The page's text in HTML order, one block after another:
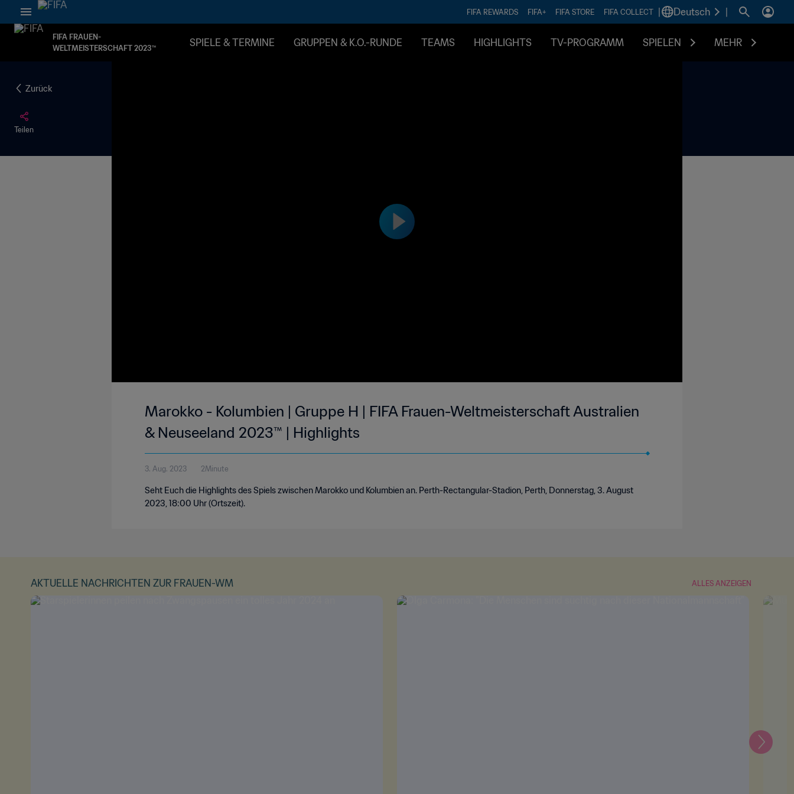
FIFA REWARDS FIFA+ FIFA STORE FIFA COLLECT Deutsch
FIFA FRAUEN-
WELTMEISTERSCHAFT 2023™
SPIELE & TERMINE GRUPPEN & K.O.-RUNDE TEAMS HIGHLIGHTS TV-PROGRAMM SPIELEN MEHR
Zurück
Teilen
Marokko - Kolumbien | Gruppe H | FIFA Frauen-Weltmeisterschaft Australien
& Neuseeland 2023™ | Highlights
3. Aug. 2023 2Minute
Seht Euch die Highlights des Spiels zwischen Marokko und Kolumbien an. Perth-Rectangular-Stadion, Perth, Donnerstag, 3. August
2023, 18:00 Uhr (Ortszeit).
AKTUELLE NACHRICHTEN ZUR FRAUEN-WM ALLES ANZEIGEN
Weiter